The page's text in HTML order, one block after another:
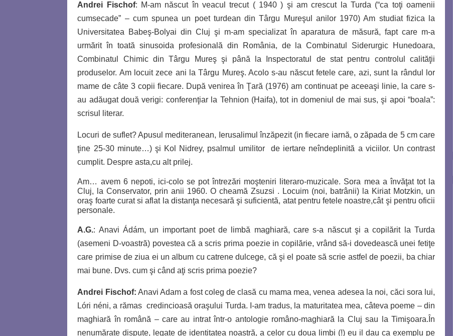
Andrei Fischof: M-am născut în veacul trecut ( 1940 ) şi am crescut la Turda (“ca toţi oamenii
cumsecade” – cum spunea un poet turdean din Târgu Mureşul anilor 1970) Am studiat fizica la
Universitatea Babeş-Bolyai din Cluj şi m-amspecializat în aparatura de măsură, fapt care m-a
urmărit în toată sinusoida profesională din România, de la
Combinatul Siderurgic Hunedoara,
Combinatul Chimic din Târgu Mureş şi până la Inspectoratul de stat pentru controlul calităţii
produselor. Am locuit zece ani la Târgu Mureş. Acolo s-au născut fetele care, azi, sunt la rândul lor
mame de câte 3 copii fiecare. După venirea în Ţară (1976) am continuat pe aceeaşi linie, la care s-
au adăugat două verigi: conferenţiar la Tehnion (Haifa), tot in domeniul de mai sus, şi apoi “boala”:
scrisul literar.
Locuri de suflet? Apusul mediteranean, Ierusalimul înzăpezit(in fiecare iarnă, o zăpada de 5 cm care
ţine 25-30 minute…) şi Kol Nidrey, psalmul umilitor de iertare neîndeplinită a viciilor. Un contrast
cumplit. Despre asta,cu alt prilej.
Am… avem 6 nepoti, ici-colo se pot întrezări moşteniri literaro-muzicale. Sora mea a învăţat tot la
Cluj, la Conservator, prin anii 1960. O cheamă Zsuzsi . Locuim (noi, batrânii) la Kiriat Motzkin, un
oraş foarte curat si aflat la distanţa necesară şi suficientă, atat pentru fetele noastre,cât şi pentru oficii
personale.
A.G.: Anavi Ádám, un important poet de limbă maghiară, care s-a născut şi a copilărit la Turda
(asemeni D-voastră) povestea că a scris prima poezie in copilărie, vrând să-i dovedească unei fetiţe
care primise de ziua ei un album cu catrene dulcege, că şi el poate să scrie astfel de poezii, ba chiar
mai bune. Dvs. cum şi când aţi scris prima poezie?
Andrei Fischof: Anavi Adam a fost coleg de clasă cu mama mea, venea adesea la noi, căci sora lui,
Lóri néni, a rămas credincioasă oraşului Turda. I-am tradus, la maturitatea mea, câteva poeme – din
maghiară în română – care au intrat într-o antologie româno-maghiară la Cluj sau la Timişoara.În
nenumărate dispute, legate de identitatea noastră, a celor cu doua limbi (!) eu il dau ca exemplu pe